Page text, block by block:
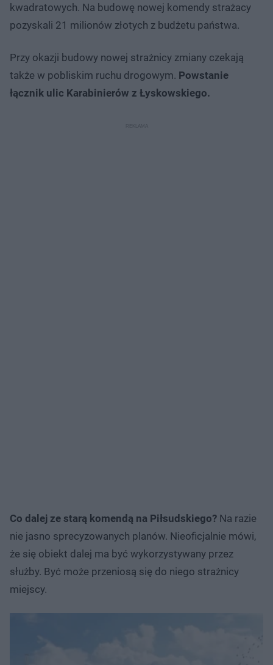
kwadratowych. Na budowę nowej komendy strażacy
pozyskali 21 milionów złotych z budżetu państwa.
Przy okazji budowy nowej strażnicy zmiany czekają
także w pobliskim ruchu drogowym. Powstanie
łącznik ulic Karabinierów z Łyskowskiego.
Co dalej ze starą komendą na Piłsudskiego? Na razie
nie jasno sprecyzowanych planów. Nieoficjalnie mówi,
że się obiekt dalej ma być wykorzystywany przez
służby. Być może przeniosą się do niego strażnicy
miejscy.